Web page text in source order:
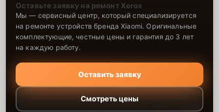
Оставьте заявку на ремонт Xerox
Мы — сервисный центр, который специализируется
на ремонте устройств бренда Xiaomi. Оригинальные
комплектующие, честные цены и гарантия до 3 лет
на каждую работу.
Оставить заявку
Смотреть цены